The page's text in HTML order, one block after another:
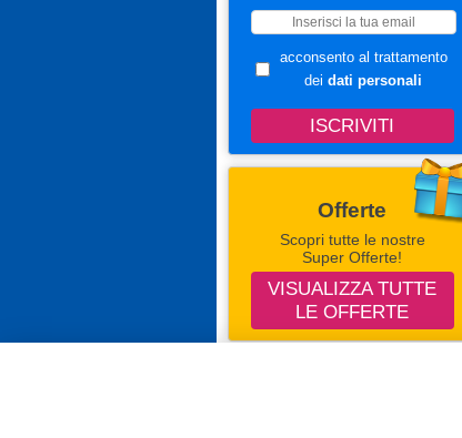
acconsento al trattamento
dei dati personali
Offerte
Scopri tutte le nostre
Super Offerte!
VISUALIZZA TUTTE
LE OFFERTE